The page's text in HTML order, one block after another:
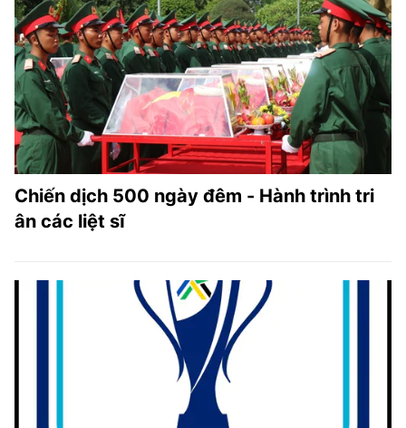
Chiến dịch 500 ngày đêm - Hành trình tri
ân các liệt sĩ